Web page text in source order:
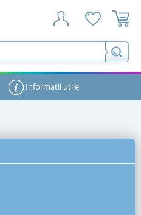
Informatii utile